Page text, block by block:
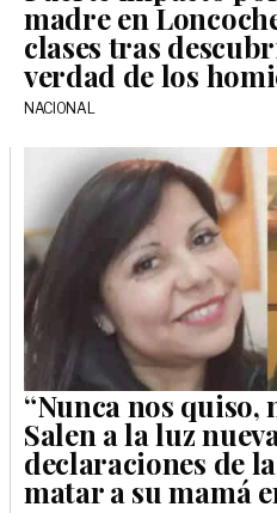
madre en
clases tras
verdad de los
NACIONAL
“Nunca nos quiso,
Salen a la luz
declaraciones de
matar a su mamá